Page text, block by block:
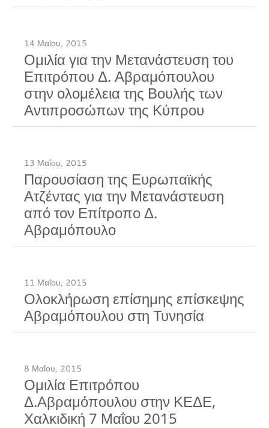
14 Μαΐου, 2015
Ομιλία για την Μετανάστευση του
Επιτρόπου Δ. Αβραμόπουλου
στην ολομέλεια της Βουλής των
Αντιπροσώπων της Κύπρου
13 Μαΐου, 2015
Παρουσίαση της Ευρωπαϊκής
Ατζέντας για την Μετανάστευση
από τον Επίτροπο Δ.
Αβραμόπουλο
11 Μαΐου, 2015
Ολοκλήρωση επίσημης επίσκεψης
Αβραμόπουλου στη Τυνησία
8 Μαΐου, 2015
Ομιλία Επιτρόπου
Δ.Αβραμόπουλου στην ΚΕΔΕ,
Χαλκιδική 7 Μαΐου 2015